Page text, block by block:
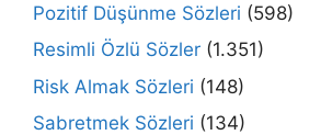
Pozitif Düşünme Sözleri (598)
Resimli Özlü Sözler (1.351)
Risk Almak Sözleri (148)
Sabretmek Sözleri (134)